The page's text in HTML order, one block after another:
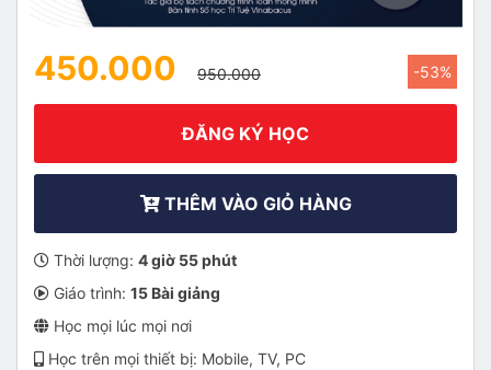
450.000 950.000 -53%
ĐĂNG KÝ HỌC
THÊM VÀO GIỎ HÀNG
Thời lượng: 4 giờ 55 phút
Giáo trình: 15 Bài giảng
Học mọi lúc mọi nơi
Học trên mọi thiết bị: Mobile, TV, PC